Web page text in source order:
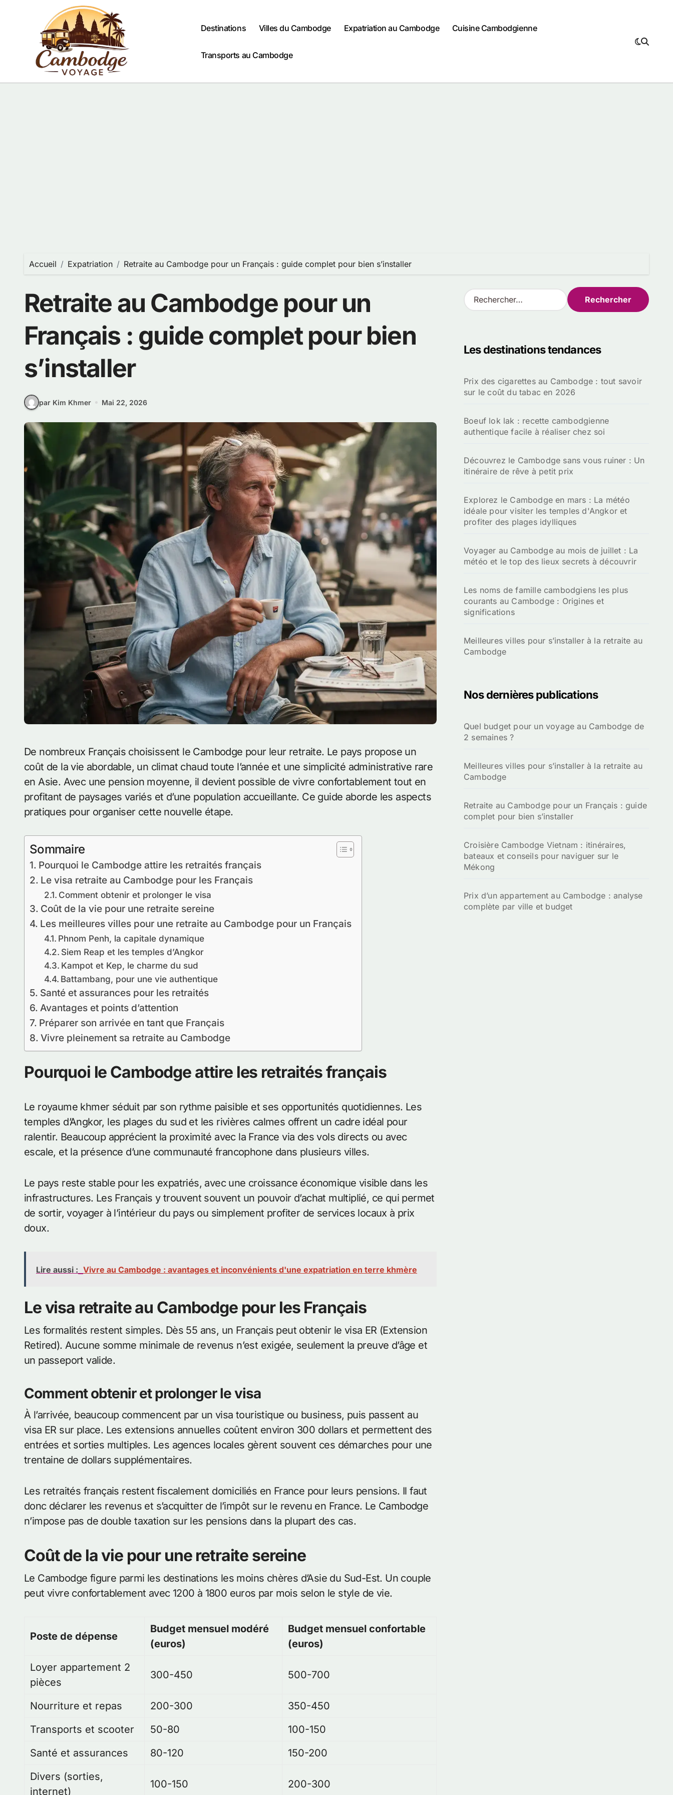
Destinations Villes du Cambodge Expatriation au Cambodge Cuisine Cambodgienne
Transports au Cambodge
Accueil Expatriation Retraite au Cambodge pour un Français : guide complet pour bien s’installer
Retraite au Cambodge pour un
Français : guide complet pour bien
s’installer
par Kim Khmer Mai 22, 2026
De nombreux Français choisissent le Cambodge pour leur retraite. Le pays propose un
coût de la vie abordable, un climat chaud toute l’année et une simplicité administrative rare
en Asie. Avec une pension moyenne, il devient possible de vivre confortablement tout en
profitant de paysages variés et d’une population accueillante. Ce guide aborde les aspects
pratiques pour organiser cette nouvelle étape.
Sommaire
Pourquoi le Cambodge attire les retraités français
Le visa retraite au Cambodge pour les Français
Comment obtenir et prolonger le visa
Coût de la vie pour une retraite sereine
Les meilleures villes pour une retraite au Cambodge pour un Français
Phnom Penh, la capitale dynamique
Siem Reap et les temples d’Angkor
Kampot et Kep, le charme du sud
Battambang, pour une vie authentique
Santé et assurances pour les retraités
Avantages et points d’attention
Préparer son arrivée en tant que Français
Vivre pleinement sa retraite au Cambodge
Pourquoi le Cambodge attire les retraités français
Le royaume khmer séduit par son rythme paisible et ses opportunités quotidiennes. Les
temples d’Angkor, les plages du sud et les rivières calmes offrent un cadre idéal pour
ralentir. Beaucoup apprécient la proximité avec la France via des vols directs ou avec
escale, et la présence d’une communauté francophone dans plusieurs villes.
Le pays reste stable pour les expatriés, avec une croissance économique visible dans les
infrastructures. Les Français y trouvent souvent un pouvoir d’achat multiplié, ce qui permet
de sortir, voyager à l’intérieur du pays ou simplement profiter de services locaux à prix
doux.
Lire aussi : Vivre au Cambodge : avantages et inconvénients d'une expatriation en terre khmère
Le visa retraite au Cambodge pour les Français
Les formalités restent simples. Dès 55 ans, un Français peut obtenir le visa ER (Extension
Retired). Aucune somme minimale de revenus n’est exigée, seulement la preuve d’âge et
un passeport valide.
Comment obtenir et prolonger le visa
À l’arrivée, beaucoup commencent par un visa touristique ou business, puis passent au
visa ER sur place. Les extensions annuelles coûtent environ 300 dollars et permettent des
entrées et sorties multiples. Les agences locales gèrent souvent ces démarches pour une
trentaine de dollars supplémentaires.
Les retraités français restent fiscalement domiciliés en France pour leurs pensions. Il faut
donc déclarer les revenus et s’acquitter de l’impôt sur le revenu en France. Le Cambodge
n’impose pas de double taxation sur les pensions dans la plupart des cas.
Coût de la vie pour une retraite sereine
Le Cambodge figure parmi les destinations les moins chères d’Asie du Sud-Est. Un couple
peut vivre confortablement avec 1200 à 1800 euros par mois selon le style de vie.
Poste de dépense
Budget mensuel modéré
(euros)
Budget mensuel confortable
(euros)
Loyer appartement 2
pièces
300-450 500-700
Nourriture et repas 200-300
350-450
Transports et scooter
50-80
100-150
Santé et assurances
80-120
150-200
Divers (sorties,
internet)
100-150 200-300
R
e
r
e
r
Les destinations tendances
Prix des cigarettes au Cambodge : tout savoir
sur le coût du tabac en 2026
Boeuf lok lak : recette cambodgienne
authentique facile à réaliser chez soi
Découvrez le Cambodge sans vous ruiner : Un
itinéraire de rêve à petit prix
Explorez le Cambodge en mars : La météo
idéale pour visiter les temples d'Angkor et
profiter des plages idylliques
Voyager au Cambodge au mois de juillet : La
météo et le top des lieux secrets à découvrir
Les noms de famille cambodgiens les plus
courants au Cambodge : Origines et
significations
Meilleures villes pour s’installer à la retraite au
Cambodge
Nos dernières publications
Quel budget pour un voyage au Cambodge de
2 semaines ?
Meilleures villes pour s’installer à la retraite au
Cambodge
Retraite au Cambodge pour un Français : guide
complet pour bien s’installer
Croisière Cambodge Vietnam : itinéraires,
bateaux et conseils pour naviguer sur le
Mékong
Prix d’un appartement au Cambodge : analyse
complète par ville et budget